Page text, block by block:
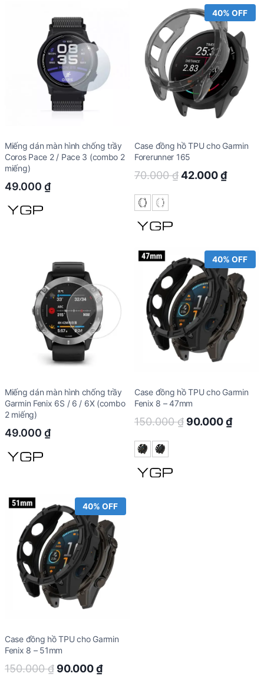
Miếng dán màn hình chống trầy
Coros Pace 2 / Pace 3 (combo 2
miếng)
49.000 ₫
40% OFF
Case đồng hồ TPU cho Garmin
Forerunner 165
70.000₫Original
42.000₫
Miếng dán màn hình chống trầy
Garmin Fenix 6S / 6 / 6X (combo
2 miếng)
49.000 ₫
40% OFF
Case đồng hồ TPU cho Garmin
Fenix 8 – 47mm
150.000₫ Original
90.000₫
40% OFF
Case đồng hồ TPU cho Garmin
Fenix 8 – 51mm
150.000₫ Original
90.000₫Current